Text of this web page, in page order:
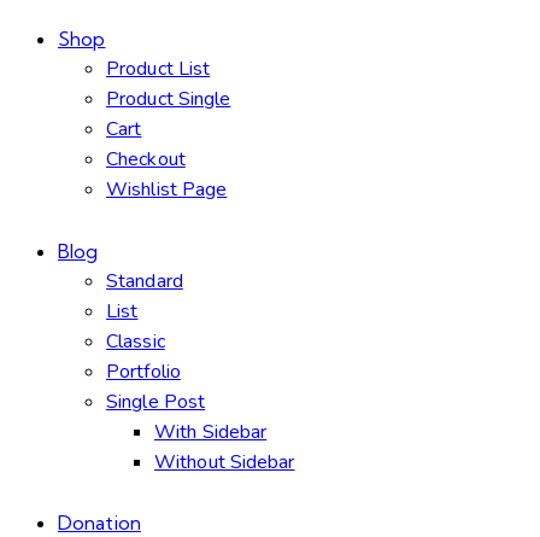
Shop
Product List
Product Single
Cart
Checkout
Wishlist Page
Blog
Standard
List
Classic
Portfolio
Single Post
With Sidebar
Without Sidebar
Donation